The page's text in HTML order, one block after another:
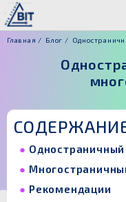
Главная Блог
Рекомендации